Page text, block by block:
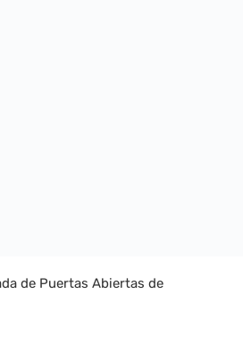
de Puertas Abiertas de